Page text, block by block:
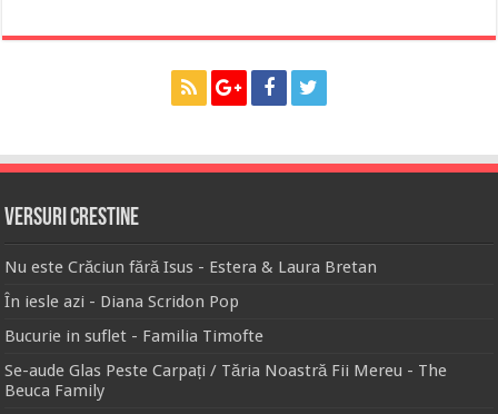
Versuri Crestine
Nu este Crăciun fără Isus - Estera & Laura Bretan
În iesle azi - Diana Scridon Pop
Bucurie in suflet - Familia Timofte
Se-aude Glas Peste Carpați / Tăria Noastră Fii Mereu - The
Beuca Family